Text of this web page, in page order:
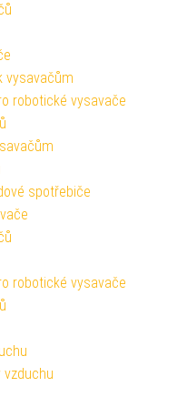
vysavačům
robotické vysavače
spotřebiče
robotické vysavače